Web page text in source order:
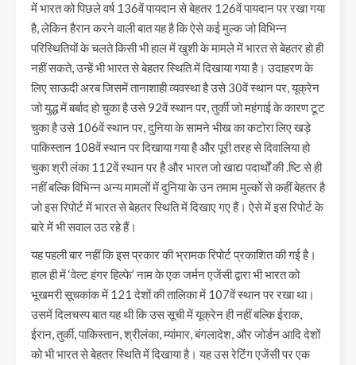
में भारत को पिछले वर्ष 136वें पायदान से बेहतर 126वें पायदान पर रखा गया
है, लेकिन हैरान करने वाली बात यह है कि ऐसे कई मुल्क जो विभिन्न
परिस्थितियों के चलते किसी भी हाल में खुशी के मामले में भारत से बेहतर हो ही
नहीं सकते, उन्हें भी भारत से बेहतर स्थिति में दिखाया गया है। उदाहरण के
लिए साऊदी अरब जिसमें तानाशाही व्यवस्था है उसे 30वें स्थान पर, यूक्रेन
जो युद्ध में बर्बाद हो चुका है उसे 92वें स्थान पर, तुर्की जो महंगाई के कारण टूट
चुका है उसे 106वें स्थान पर, दुनिया के सामने भीख का कटोरा लिए खड़े
पाकिस्तान 108वें स्थान पर दिखाया गया है और पूरी तरह से दिवालिया हो
चुका श्री लंका 112वें स्थान पर है और भारत जो खाद्य पदार्थों की .ष्टि से ही
नहीं बल्कि विभिन्न अन्य मामलों में दुनिया के उन तमाम मुल्कों से कहीं बेहतर है
जो इस रिपोर्ट में भारत से बेहतर स्थिति में दिखाए गए हैं। ऐसे में इस रिपोर्ट के
बारे में भी सवाल उठ रहे हैं।
यह पहली बार नहीं कि इस प्रकार की भ्रामक रिपोर्ट प्रकाशित की गई है।
हाल ही में ‘वेल्ट हंगर हिल्फे’ नाम के एक जर्मन एजेंसी द्वारा भी भारत को
भूखमरी सूचकांक में 121 देशों की तालिका में 107वें स्थान पर रखा था।
उसमें दिलचस्प बात यह थी कि उस सूची में यूक्रेन ही नहीं बल्कि ईराक,
ईरान, तुर्की, पाकिस्तान, श्रीलंका, म्यांमार, बंगलादेश, और जोर्डन आदि देशों
को भी भारत से बेहतर स्थिति में दिखाया है। यह उस रेटिंग एजेंसी पर एक